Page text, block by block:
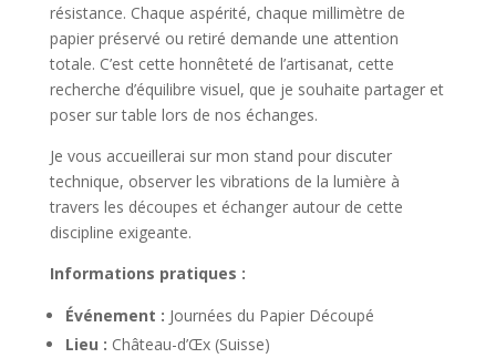
résistance. Chaque aspérité, chaque millimètre de
papier préservé ou retiré demande une attention
totale. C’est cette honnêteté de l’artisanat, cette
recherche d’équilibre visuel, que je souhaite partager et
poser sur table lors de nos échanges.
Je vous accueillerai sur mon stand pour discuter
technique, observer les vibrations de la lumière à
travers les découpes et échanger autour de cette
discipline exigeante.
Informations pratiques :
Événement : Journées du Papier Découpé
Lieu : Château-d’Œx (Suisse)